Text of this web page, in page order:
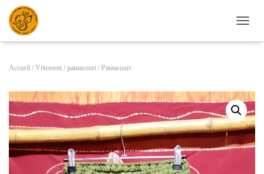
É
L
A
N
A
Accueil / Vétement / pantacourt / Pantacourt